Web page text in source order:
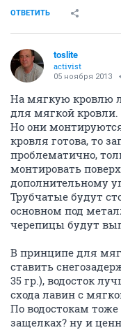
ОТВЕТИТЬ
toslite
activist
05 ноября 2013
На мягкую кровлю
для мягкой
Но они
кровля готова, то
проблематично,
монтировать
дополнительному
Трубчатые будут
основном под
черепицы будут
В принципе для
ставить
35 гр.), водосток
схода лавин с
По водостокам
защелках? ну и